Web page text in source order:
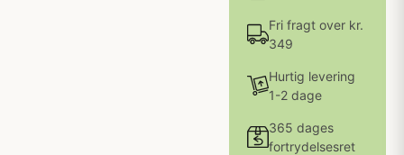
Fri fragt over kr.
349
Hurtig levering
1-2 dage
365 dages
fortrydelsesret